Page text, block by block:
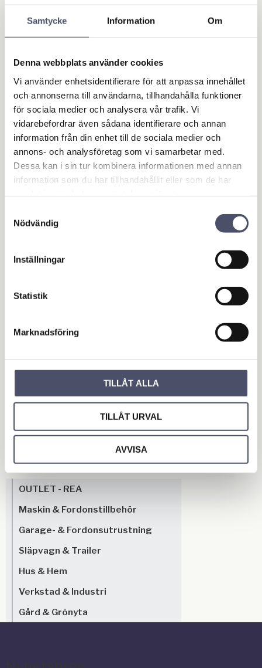
Samtycke Information Om
Denna webbplats använder cookies
Vi använder enhetsidentifierare för att anpassa innehållet
och annonserna till användarna, tillhandahålla funktioner
för sociala medier och analysera vår trafik. Vi
vidarebefordrar även sådana identifierare och annan
information från din enhet till de sociala medier och
annons- och analysföretag som vi samarbetar med.
Dessa kan i sin tur kombinera informationen med annan
information som du har tillhandahållit eller som de har
Nödvändig
Inställningar
Statistik
Marknadsföring
TILLÅT ALLA
TILLÅT URVAL
AVVISA
Omdömen
Bli den första att lämna ett omdöme.
Relaterade produkter
Reduceringshylsa till
Dragöglor / Hitchögl
or 60x50x30
Ytterdiameter hylsa: 50mm.
Innerdiameter hylsa: 30mm..
Dragkula dubbelsidi
g 2500kg
50 mm:s kula Max statiskt last
last på dragpinnen 2500kg.
Med separat pinne. Monteras
med 2 st M16 bult.
OUTLET - REA
Maskin & Fordonstillbehör
Garage- & Fordonsutrustning
Släpvagn & Trailer
Hus & Hem
Verkstad & Industri
Gård & Grönyta